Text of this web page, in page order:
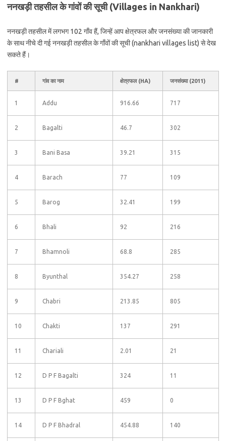
ननखड़ी तहसील के गांवों की सूची (Villages in Nankhari)
ननखड़ी तहसील में लगभग 102 गाँव हैं, जिन्हें आप क्षेत्रफल और जनसंख्या की जानकारी
के साथ नीचे दी गई ननखड़ी तहसील के गाँवों की सूची (nankhari villages list) से देख
सकते हैं।
# गांव का नाम क्षेत्रफल (HA) जनसंख्या (2011)
1 Addu 916.66 717
2 Bagalti 46.7 302
3 Bani Basa 39.21 315
4 Barach 77 109
5 Barog 32.41 199
6 Bhali 92 216
7 Bhamnoli 68.8 285
8 Byunthal 354.27 258
9 Chabri 213.85 805
10 Chakti 137 291
11 Chariali 2.01 21
12 D P F Bagalti 324 11
13 D P F Bghat 459 0
14 D P F Bhadral 454.88 140